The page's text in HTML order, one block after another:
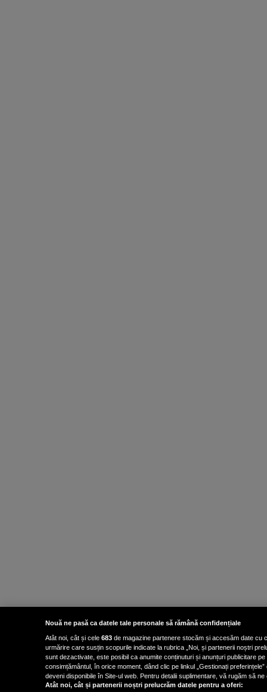
Nouă ne pasă ca datele tale personale să rămână confidențiale
Atât noi, cât și cele 683 de magazine partenere stocăm și accesăm date cu
urmărire care susțin scopurile indicate la rubrica „Noi, și partenerii noștri
sunt dezactivate, este posibil ca anumite conținuturi și anunțuri publicitare
consimțământul, în orice moment, dând clic pe linkul „Gestionați
deveni disponibile în Site-ul web. Pentru detalii suplimentare, vă rugăm să
Atât noi, cât și partenerii noștri prelucrăm datele pentru a oferi: